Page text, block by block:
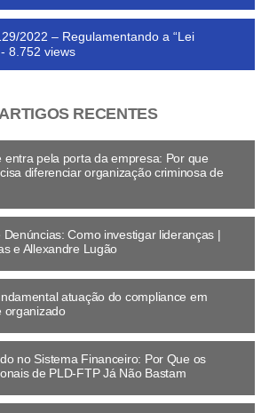
2022 – Regulamentando a “Lei
- 8.752 views
RECENTES
entra pela porta da empresa: Por que
diferenciar organização criminosa de
Como investigar lideranças |
e Allexandre Lugão
atuação do compliance em
organizado
no Sistema Financeiro: Por Que os
de PLD-FTP Já Não Bastam